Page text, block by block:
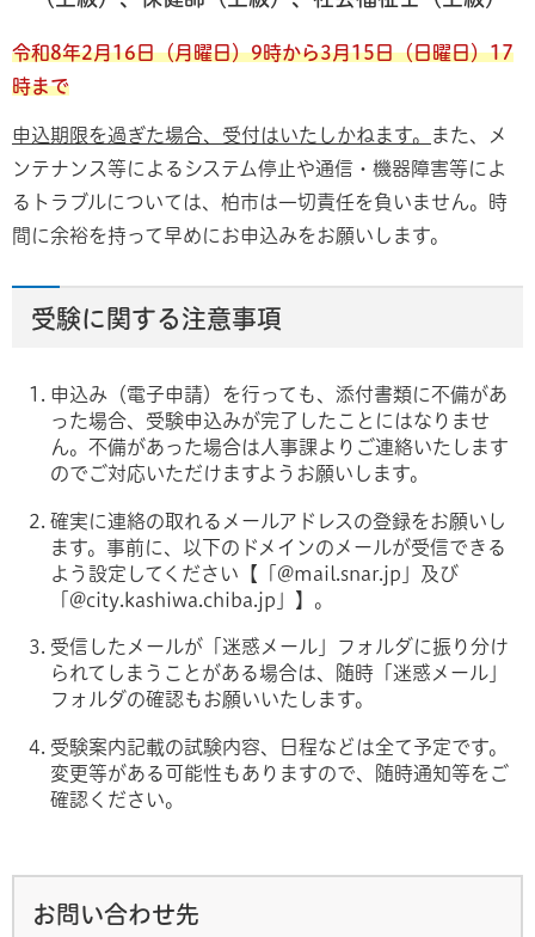
令和8年2月16日（月曜日）9時から3月15日（日曜日）17
時まで
申込期限を過ぎた場合、受付はいたしかねます。
また、メ
ンテナンス等によるシステム停止や通信・機器障害等によ
るトラブルについては、柏市は一切責任を負いません。時
間に余裕を持って早めにお申込みをお願いします。
受験に関する注意事項
申込み（電子申請）を行っても、添付書類に不備があ
った場合、受験申込みが完了したことにはなりませ
ん。不備があった場合は人事課よりご連絡いたします
のでご対応いただけますようお願いします。
確実に連絡の取れるメールアドレスの登録をお願いし
ます。事前に、以下のドメインのメールが受信できる
よう設定してください【「@mail.snar.jp」及び
「@city.kashiwa.chiba.jp」】。
受信したメールが「迷惑メール」フォルダに振り分け
られてしまうことがある場合は、随時「迷惑メール」
フォルダの確認もお願いいたします。
受験案内記載の試験内容、日程などは全て予定です。
変更等がある可能性もありますので、随時通知等をご
確認ください。
お問い合わせ先